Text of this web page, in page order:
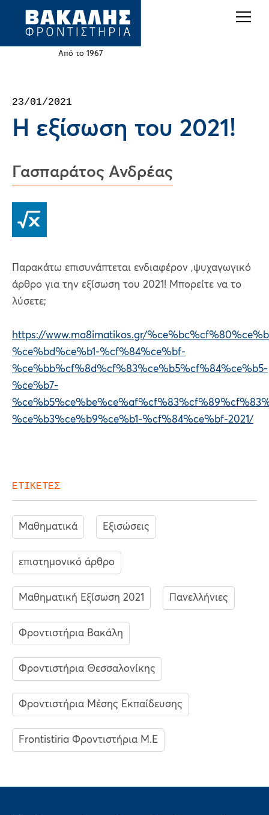
Jump
Από το 1967
top
23/01/2021
Η εξίσωση του 2021!
Γασπαράτος Ανδρέας
Παρακάτω επισυνάπτεται ενδιαφέρον ,ψυχαγωγικό
άρθρο για την εξίσωση του 2021! Μπορείτε να τo
λύσετε;
https://www.ma8imatikos.gr/
%ce%bd%ce%b1-%cf%84%ce%bf-
%ce%bb%cf%8d%cf%83%ce%b5%cf%84%ce%b5-
%ce%b7-
%ce%b3%ce%b9%ce%b1-%cf%84%ce%bf-2021/
ΕΤΙΚΕΤΕΣ
Μαθηματικά Εξισώσεις
επιστημονικό άρθρο
Μαθηματική Εξίσωση 2021 Πανελλήνιες
Φροντιστήρια Βακάλη
Φροντιστήρια Θεσσαλονίκης
Φροντιστήρια Μέσης Εκπαίδευσης
Frontistiria Φροντιστήρια Μ.Ε